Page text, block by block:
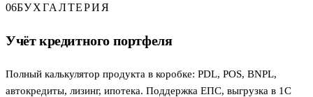
06БУХГАЛТЕРИЯ
Учёт кредитного портфеля
Полный калькулятор продукта в коробке: PDL, POS, BNPL,
автокредиты, лизинг, ипотека. Поддержка ЕПС, выгрузка в 1С